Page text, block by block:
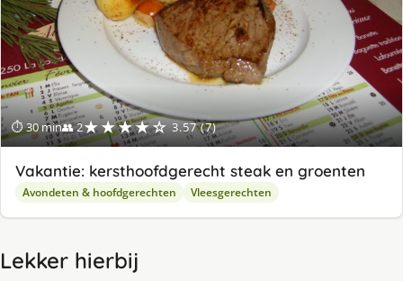
⏱ 30 min👥 2★★★★☆ 3.57 (7)
Vakantie: kersthoofdgerecht steak en groenten
Avondeten & hoofdgerechten Vleesgerechten
Lekker hierbij